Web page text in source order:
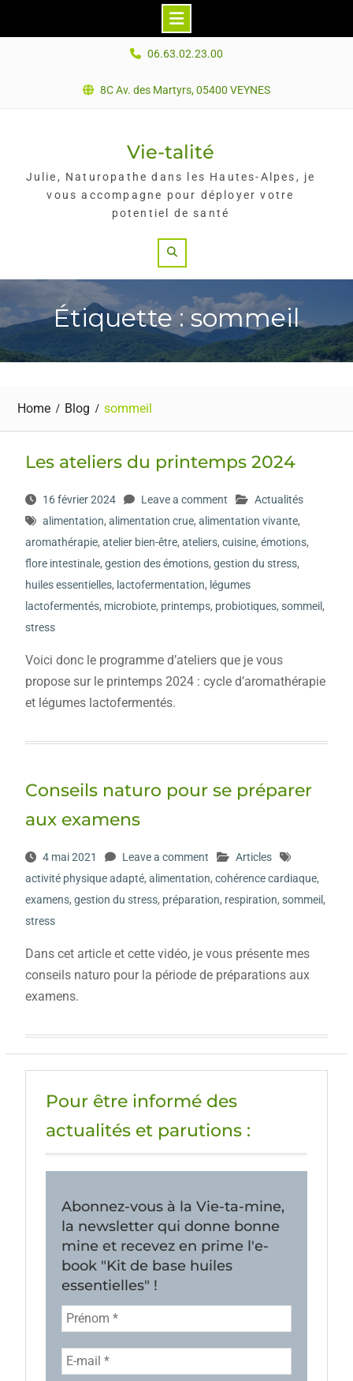
06.63.02.23.00
8C Av. des Martyrs, 05400 VEYNES
Vie-talité
Julie, Naturopathe dans les Hautes-Alpes, je
vous accompagne pour déployer votre
potentiel de santé
Étiquette : sommeil
Home Blog sommeil
Les ateliers du printemps 2024
16 février 2024 Leave a comment
Actualités
alimentation, alimentation crue, alimentation vivante,
aromathérapie, atelier bien-être, ateliers, cuisine, émotions,
flore intestinale, gestion des émotions, gestion du stress,
huiles essentielles, lactofermentation, légumes
lactofermentés, microbiote, printemps, probiotiques, sommeil ,
stress
Voici donc le programme d’ateliers que je vous
propose sur le printemps 2024 : cycle d’aromathérapie
et légumes lactofermentés.
Conseils naturo pour se préparer
aux examens
4 mai 2021 Leave a comment
Articles
activité physique adapté, alimentation, cohérence cardiaque,
examens, gestion du stress, préparation, respiration, sommeil ,
stress
Dans cet article et cette vidéo, je vous présente mes
conseils naturo pour la période de préparations aux
examens.
Pour être informé des
actualités et parutions :
Abonnez-vous à la Vie-ta-mine,
la newsletter qui donne bonne
mine et recevez en prime l'e-
book "Kit de base huiles
essentielles" !